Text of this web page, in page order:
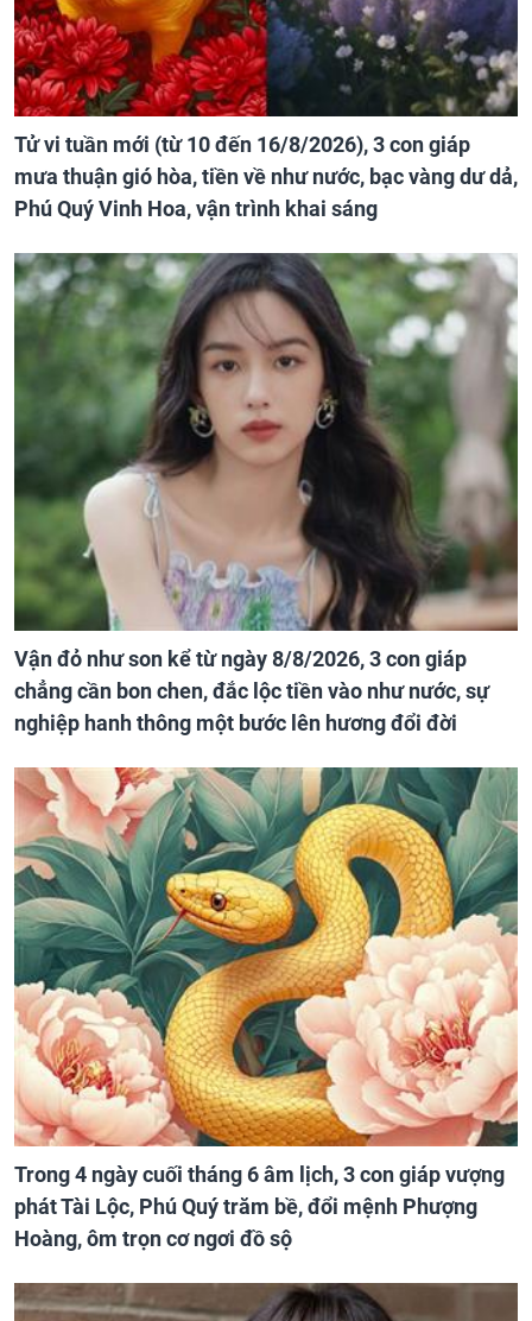
Tử vi tuần mới (từ 10 đến 16/8/2026), 3 con giáp
mưa thuận gió hòa, tiền về như nước, bạc vàng dư dả,
Phú Quý Vinh Hoa, vận trình khai sáng
Vận đỏ như son kể từ ngày 8/8/2026, 3 con giáp
chẳng cần bon chen, đắc lộc tiền vào như nước, sự
nghiệp hanh thông một bước lên hương đổi đời
Trong 4 ngày cuối tháng 6 âm lịch, 3 con giáp vượng
phát Tài Lộc, Phú Quý trăm bề, đổi mệnh Phượng
Hoàng, ôm trọn cơ ngơi đồ sộ